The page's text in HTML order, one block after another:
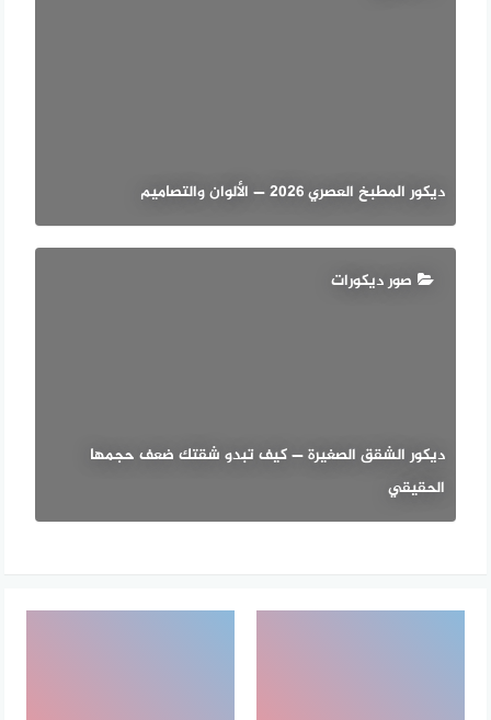
ديكور المطبخ العصري 2026 — الألوان والتصاميم
صور ديكورات
ديكور الشقق الصغيرة — كيف تبدو شقتك ضعف حجمها
الحقيقي